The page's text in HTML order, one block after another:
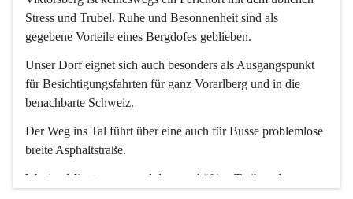
Stress und Trubel. Ruhe und Besonnenheit sind als
gegebene Vorteile eines Bergdofes geblieben.
Unser Dorf eignet sich auch besonders als Ausgangspunkt
für Besichtigungsfahrten für ganz Vorarlberg und in die
benachbarte Schweiz.
Der Weg ins Tal führt über eine auch für Busse problemlose
breite Asphaltstraße.
Wenige Minuten nur, und das geschäftige Treiben der